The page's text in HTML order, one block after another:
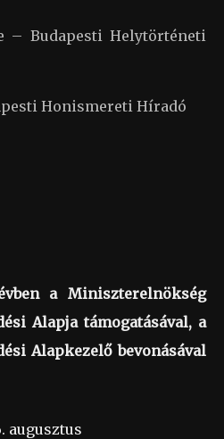
– Budapesti Helytörténeti
Honismereti Híradó
a Miniszterelnökség
Alapja támogatásával, a
Alapkezelő bevonásával
augusztus